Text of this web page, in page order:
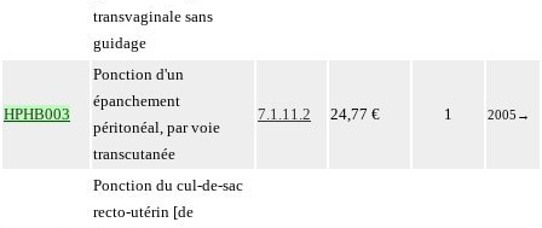
transvaginale sans
guidage
HPHB003
Ponction d'un
épanchement
péritonéal, par voie
transcutanée
7.1.11.2 24,77 € 1 2005 →
Ponction du cul-de-sac
recto-utérin [de